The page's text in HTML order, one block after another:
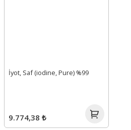
İyot, Saf (iodine, Pure) %99
9.774,38 ₺